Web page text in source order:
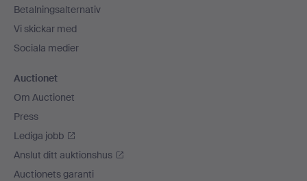
Betalningsalternativ
Vi skickar med
Sociala medier
Auctionet
Om Auctionet
Press
Lediga jobb
Anslut ditt auktionshus
Auctionets garanti